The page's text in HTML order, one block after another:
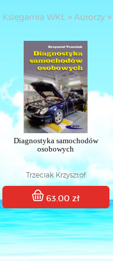
Księgarnia WKŁ Autorzy
Diagnostyka samochodów
osobowych
Trzeciak Krzysztof
63.00 zł